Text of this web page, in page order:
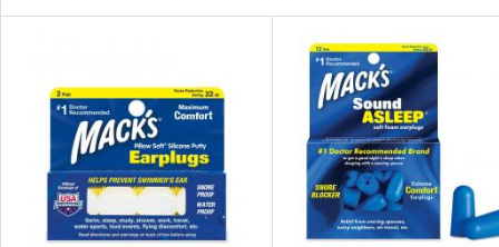
日本ITO 韩国LG贵爱娘
ARS安速 比那氏
黑帽子 日本ROCKET火箭 相模
Iessgo 立白 Brita/